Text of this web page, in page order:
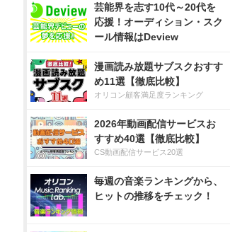
芸能界を志す10代～20代を
応援！オーディション・スク
ール情報はDeview
漫画読み放題サブスクおすす
め11選【徹底比較】
オリコン顧客満足度ランキング
2026年動画配信サービスお
すすめ40選【徹底比較】
CS動画配信サービス20選
毎週の音楽ランキングから、
ヒットの推移をチェック！